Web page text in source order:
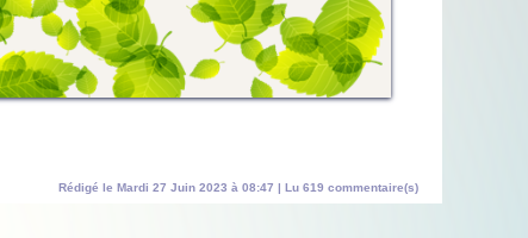
Rédigé le Mardi 27 Juin 2023 à 08:47 | Lu 619 commentaire(s)